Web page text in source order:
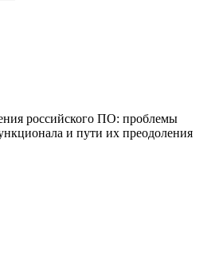
российского ПО: проблемы
и пути их преодоления